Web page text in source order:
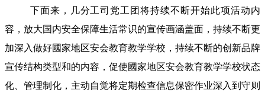
下面来，几分工司党工团将持续不断开始此项活动内
容，放大国内安全保障生活常识的宣传画涵盖面，持续不断更
加深入做好國家地区安会教育教学学校，持续不断的创新品牌
宣传结构类型和的内容，促使國家地区安会教育教学学校状态
化、管理制化，主动自觉将定期检查信息保密作业深入到守则